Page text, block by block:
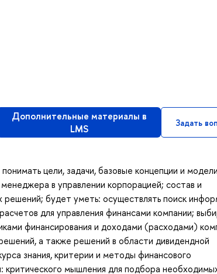
Дополнительные материалы в
LMS
Задать
цели, задачи, базовые концепции и модели
в управлении корпорацией; состав и
решений; будет уметь: осуществлять поиск
для управления финансами компании;
финансирования и доходами (расходами)
а также решений в области дивидендной
знания, критерии и методы финансового
мышления для подбора